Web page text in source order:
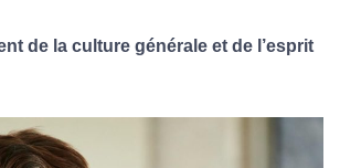
de la culture générale et de l’esprit